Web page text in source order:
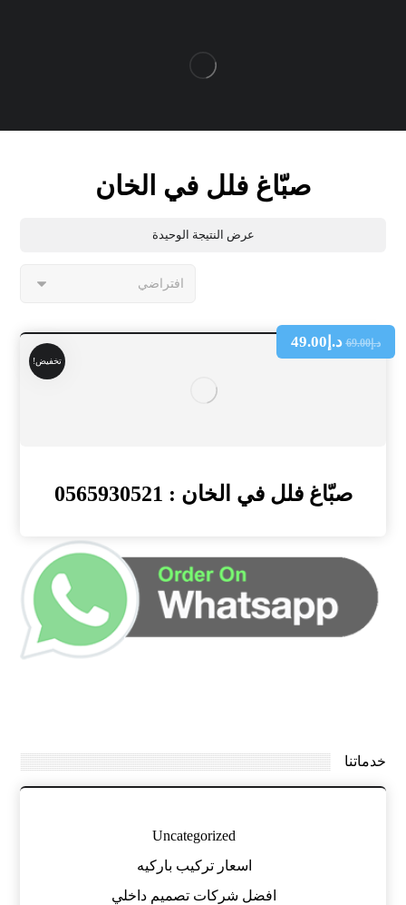
صبّاغ فلل في الخان
عرض النتيجة الوحيدة
تخفيض!
صبّاغ فلل في الخان : 0565930521
د.إ69.00 د.إ 49.00
خدماتنا
Uncategorized
اسعار تركيب باركيه
افضل شركات تصميم داخلي